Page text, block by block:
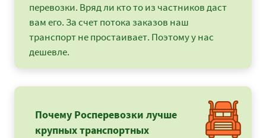
перевозки. Вряд ли кто то из частников даст
вам его. За счет потока заказов наш
транспорт не простаивает. Поэтому у нас
дешевле.
Почему Росперевозки лучше
крупных транспортных